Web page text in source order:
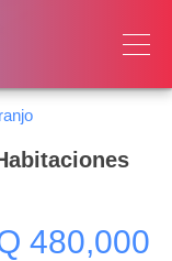
480,000